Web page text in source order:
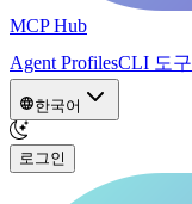
MCP Hub
Agent ProfilesCLI 도구
한국어
로그인